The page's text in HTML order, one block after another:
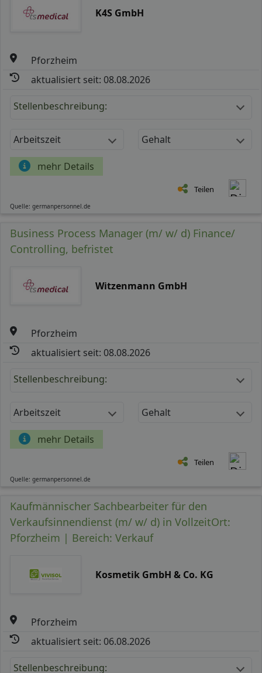
K4S GmbH
Pforzheim
aktualisiert seit: 08.08.2026
Stellenbeschreibung:
Arbeitszeit Gehalt
mehr Details
Teilen
Quelle: germanpersonnel.de
Business Process Manager (m/ w/ d) Finance/
Controlling, befristet
Witzenmann GmbH
Pforzheim
aktualisiert seit: 08.08.2026
Stellenbeschreibung:
Arbeitszeit Gehalt
mehr Details
Teilen
Quelle: germanpersonnel.de
Kaufmännischer Sachbearbeiter für den
Verkaufsinnendienst (m/ w/ d) in VollzeitOrt:
Pforzheim | Bereich: Verkauf
Kosmetik GmbH & Co. KG
Pforzheim
aktualisiert seit: 06.08.2026
Stellenbeschreibung: